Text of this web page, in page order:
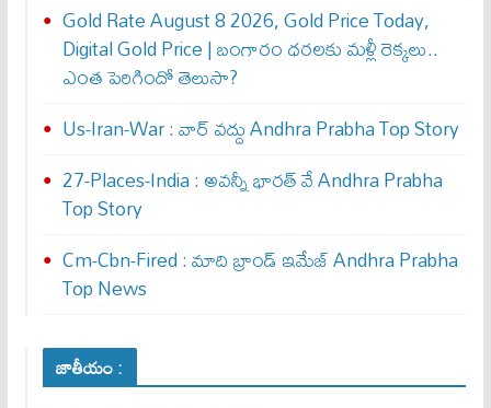
Gold Rate August 8 2026, Gold Price Today,
Digital Gold Price | బంగారం ధరలకు మళ్లీ రెక్కలు..
ఎంత పెరిగిందో తెలుసా?
Us-Iran-War : వార్ వ‌ద్దు Andhra Prabha Top Story
27-Places-India : అవ‌న్నీ భార‌త్ వే Andhra Prabha
Top Story
Cm-Cbn-Fired : మాది బ్రాండ్ ఇమేజ్ Andhra Prabha
Top News
జాతీయం :